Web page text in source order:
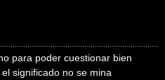
para poder cuestionar bien
significado no se mina